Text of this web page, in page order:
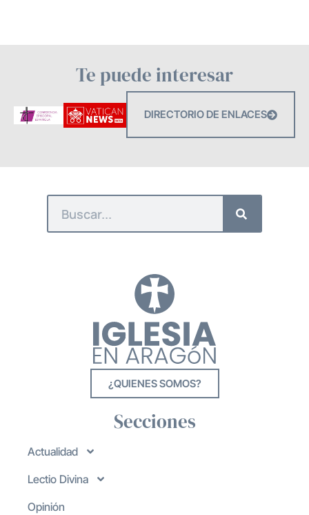
Te puede interesar
DIRECTORIO DE ENLACES
¿QUIENES SOMOS?
Secciones
Actualidad
Lectio Divina
Opinión